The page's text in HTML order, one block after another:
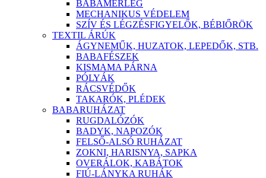
BABAMÉRLEG
MECHANIKUS VÉDELEM
SZÍV ÉS LÉGZÉSFIGYELŐK, BÉBIŐRÖK
TEXTIL ÁRÚK
ÁGYNEMŰK, HUZATOK, LEPEDŐK, STB.
BABAFÉSZEK
KISMAMA PÁRNA
PÓLYÁK
RÁCSVÉDŐK
TAKARÓK, PLÉDEK
BABARUHÁZAT
RUGDALÓZÓK
BADYK, NAPOZÓK
FELSŐ-ALSÓ RUHÁZAT
ZOKNI, HARISNYA, SAPKA
OVERÁLOK, KABÁTOK
FIÚ-LÁNYKA RUHÁK